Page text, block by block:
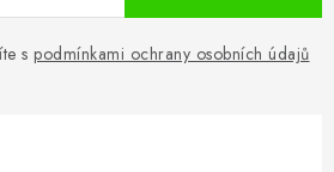
s podmínkami ochrany osobních údajů